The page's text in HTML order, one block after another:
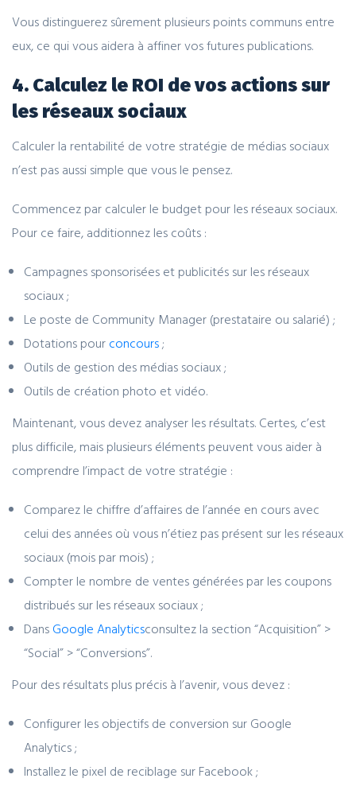
Vous distinguerez sûrement plusieurs points communs entre
eux, ce qui vous aidera à affiner vos futures publications.
4. Calculez le ROI de vos actions sur
les réseaux sociaux
Calculer la rentabilité de votre stratégie de médias sociaux
n’est pas aussi simple que vous le pensez.
Commencez par calculer le budget pour les réseaux sociaux.
Pour ce faire, additionnez les coûts :
Campagnes sponsorisées et publicités sur les réseaux
sociaux ;
Le poste de Community Manager (prestataire ou salarié) ;
Dotations pour concours;
Outils de gestion des médias sociaux ;
Outils de création photo et vidéo.
Maintenant, vous devez analyser les résultats. Certes, c’est
plus difficile, mais plusieurs éléments peuvent vous aider à
comprendre l’impact de votre stratégie :
Comparez le chiffre d’affaires de l’année en cours avec
celui des années où vous n’étiez pas présent sur les réseaux
sociaux (mois par mois) ;
Compter le nombre de ventes générées par les coupons
distribués sur les réseaux sociaux ;
Dans Google Analyticsconsultez la section “Acquisition” >
“Social” > “Conversions”.
Pour des résultats plus précis à l’avenir, vous devez :
Configurer les objectifs de conversion sur Google
Analytics ;
Installez le pixel de reciblage sur Facebook ;